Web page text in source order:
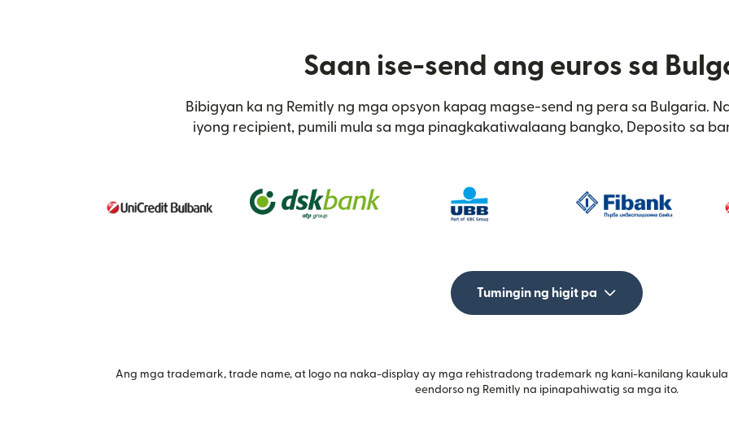
Saan ise-send ang euros sa
Bibigyan ka ng Remitly ng mga opsyon kapag magse-send ng pera sa Bulgaria.
iyong recipient, pumili mula sa mga pinagkakatiwalaang bangko, Deposito sa
Tumingin ng higit pa
Ang mga trademark, trade name, at logo na naka-display ay mga rehistradong trademark ng kani-kanilang
eendorso ng Remitly na ipinapahiwatig sa mga ito.